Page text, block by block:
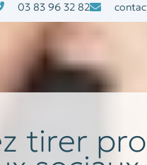
03 83 96 32 82
à la une
tirer